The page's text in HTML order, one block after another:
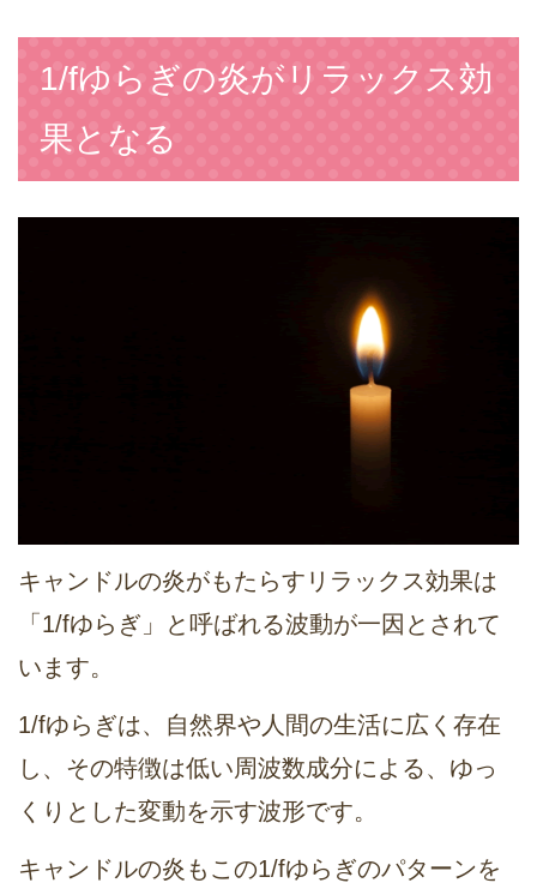
1/fゆらぎの炎がリラックス効
果となる
キャンドルの炎がもたらすリラックス効果は
「1/fゆらぎ」と呼ばれる波動が一因とされて
います。
1/fゆらぎは、自然界や人間の生活に広く存在
し、その特徴は低い周波数成分による、ゆっ
くりとした変動を示す波形です。
キャンドルの炎もこの1/fゆらぎのパターンを